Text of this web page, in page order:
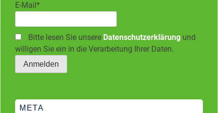
E-Mail*
Bitte lesen Sie unsere Datenschutzerklärung und
willigen Sie ein in die Verarbeitung Ihrer Daten.
META